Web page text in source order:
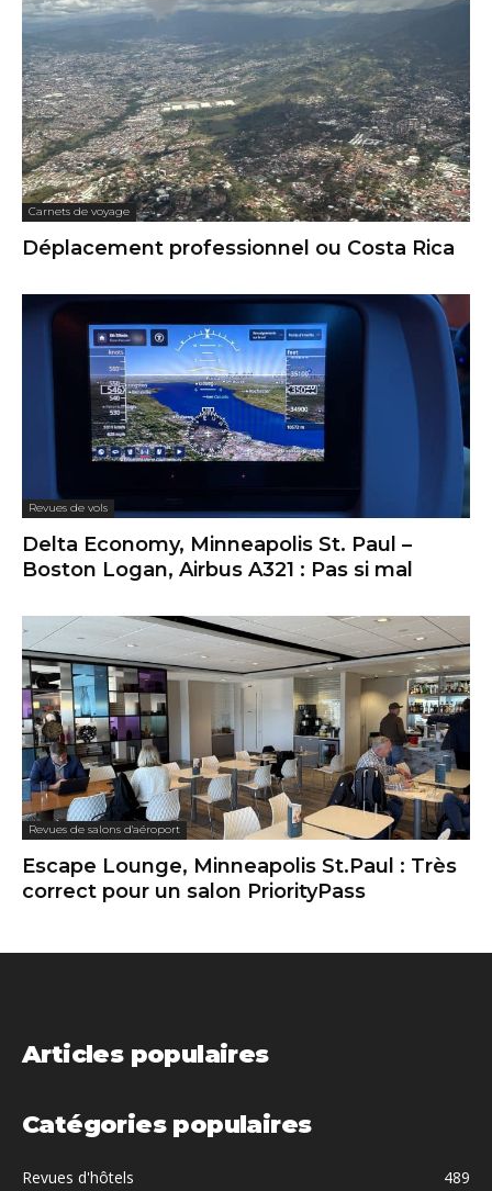
Carnets de voyage
Déplacement professionnel ou Costa Rica
Revues de vols
Delta Economy, Minneapolis St. Paul –
Boston Logan, Airbus A321 : Pas si mal
Revues de salons d'aéroport
Escape Lounge, Minneapolis St.Paul : Très
correct pour un salon PriorityPass
Articles populaires
Catégories populaires
Revues d'hôtels 489